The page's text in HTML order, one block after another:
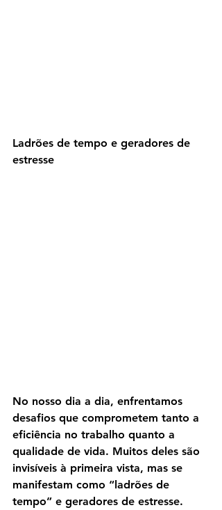
Ladrões de tempo e geradores de
estresse
No nosso dia a dia, enfrentamos
desafios que comprometem tanto a
eficiência no trabalho quanto a
qualidade de vida. Muitos deles são
invisíveis à primeira vista, mas se
manifestam como “ladrões de
tempo” e geradores de estresse.